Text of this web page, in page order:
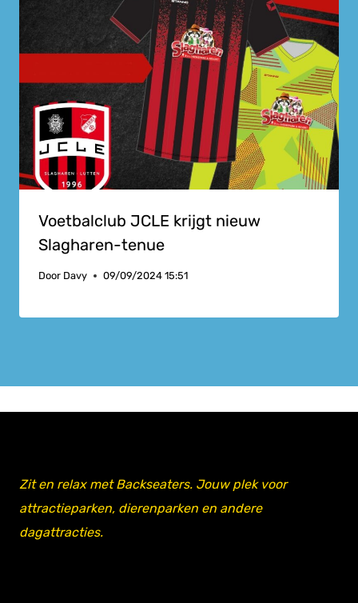
Voetbalclub JCLE krijgt nieuw
Slagharen-tenue
Door Davy 09/09/2024 15:51
Zit en relax met Backseaters. Jouw plek voor
attractieparken, dierenparken en andere
dagattracties.